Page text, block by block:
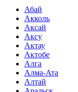
Абай
Акколь
Аксай
Аксу
Актау
Актобе
Алга
Алма-Ата
Алтай